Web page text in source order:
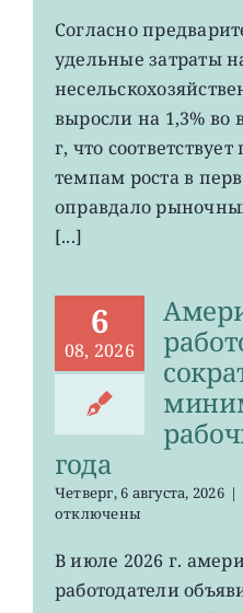
Согласно
удельные затраты
выросли на 1,3% во
г, что
темпам роста в
оправдало
[...]
6
08, 2026
года
Четверг, 6 августа, 2026 |
отключены
В июле 2026 г.
работодатели